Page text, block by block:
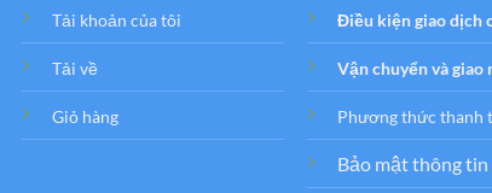
Tải khoản của tôi
Tải về
Giỏ hàng
Điều kiện giao dịch
Vận chuyển và giao
Phương thức thanh
Bảo mật thông tin